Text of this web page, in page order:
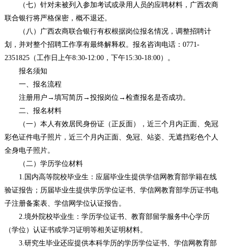
（七）针对未被列入参加考试或录用人员的应聘材料，广西农商
联合银行将严格保密，概不退还。
（八）广西农商联合银行有权根据岗位报名情况，调整招聘计
划，并对整个招聘工作享有最终解释权。报名咨询电话：0771-
2351825（工作日上午8:30-12:00，下午15:30-18:00）。
报名须知
一、报名流程
注册用户→填写简历→投报岗位→检查报名是否成功。
二、报名材料
（一）本人有效居民身份证（正反面），近三个月内正面、免冠
彩色证件电子照片，近三个月内正面、免冠、站姿、无遮挡彩色个人
全身电子照片。
（二）学历学位材料
1.国内高等院校毕业生：应届毕业生提供学信网教育部学籍在线
验证报告；历届毕业生提供学历学位证书、学信网教育部学历证书电
子注册备案表、学信网学位认证报告。
2.境外院校毕业生：学历学位证书、教育部留学服务中心学历
（学位）认证书或学习证明等相关证明材料。
3.研究生毕业还应提供本科学历的学历学位证书、学信网教育部